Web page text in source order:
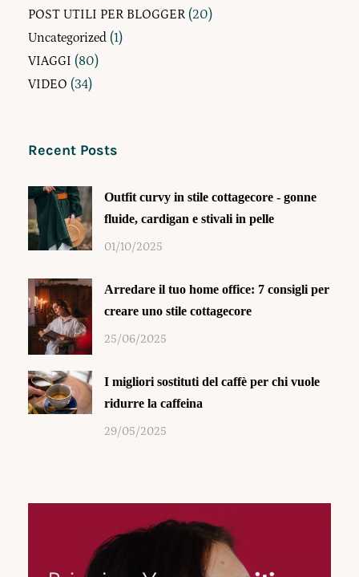
POST UTILI PER BLOGGER (20)
Uncategorized (1)
VIAGGI (80)
VIDEO (34)
Recent Posts
Outfit curvy in stile cottagecore - gonne
fluide, cardigan e stivali in pelle
01/10/2025
Arredare il tuo home office: 7 consigli per
creare uno stile cottagecore
25/06/2025
I migliori sostituti del caffè per chi vuole
ridurre la caffeina
29/05/2025